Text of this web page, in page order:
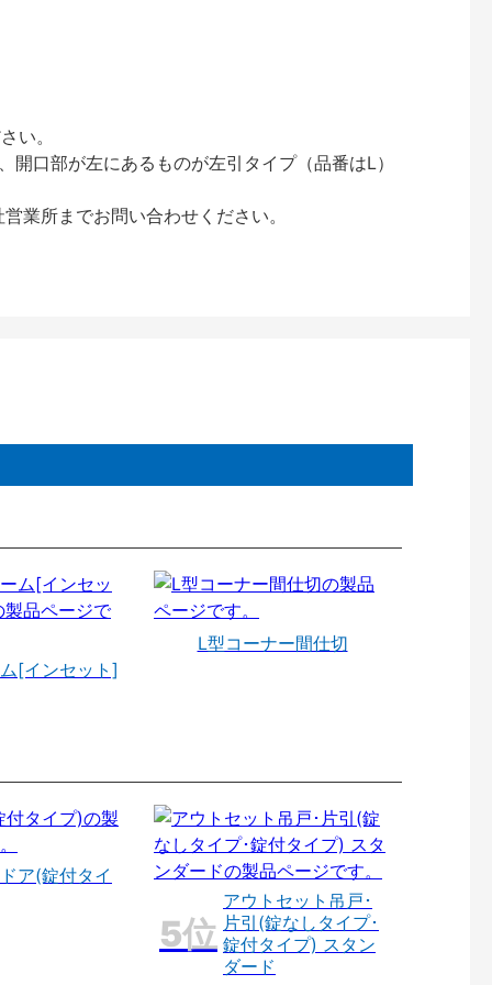
い。
口部が左にあるものが左引タイプ（品番はL）
業所までお問い合わせください。
[インセット]
L型コーナー間仕切
ア(錠付タイ
アウトセット吊戸･
片引(錠なしタイプ･
錠付タイプ) スタン
ダード